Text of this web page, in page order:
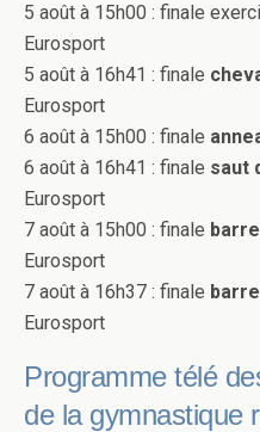
5 août à 15h00 : finale
Eurosport
5 août à 16h41 : finale
Eurosport
6 août à 15h00 : finale
6 août à 16h41 : finale saut
Eurosport
7 août à 15h00 : finale
Eurosport
7 août à 16h37 : finale
Eurosport
Programme télé
de la gymnastique